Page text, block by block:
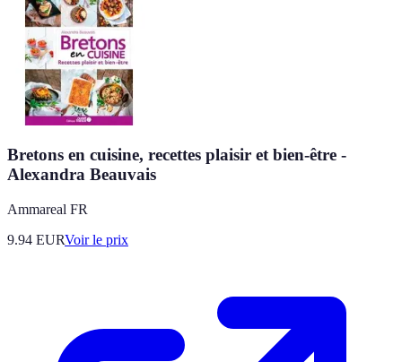
Bretons en cuisine, recettes plaisir et bien-être -
Alexandra Beauvais
Ammareal FR
9.94 EURVoir le prix